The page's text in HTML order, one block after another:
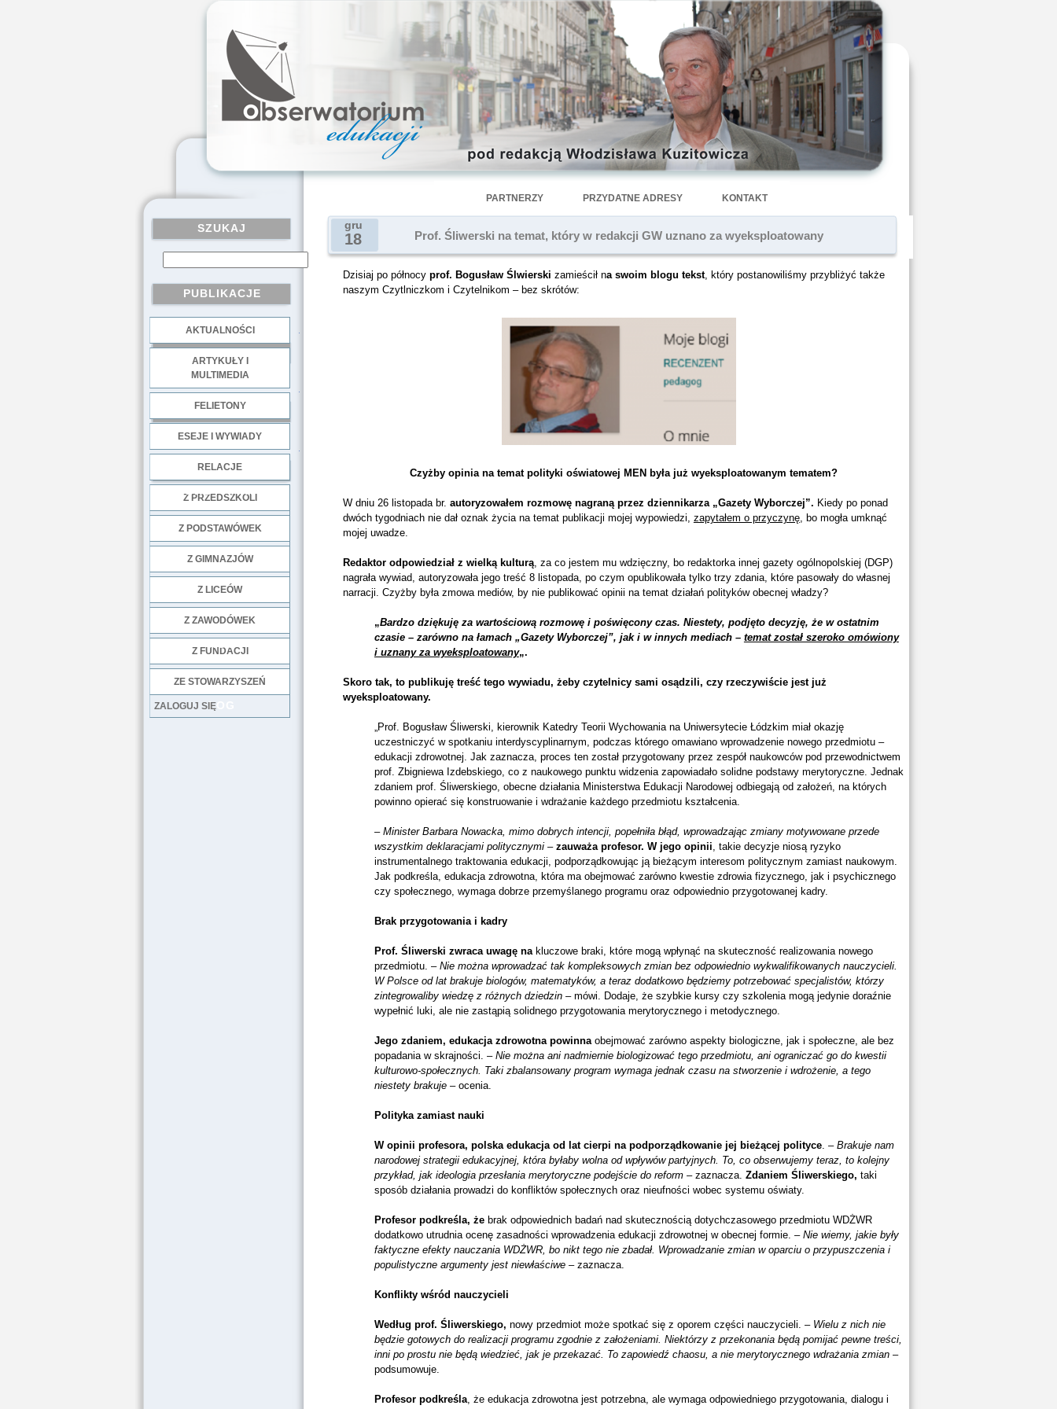
PARTNERZY PRZYDATNE ADRESY KONTAKT
SZUKAJ
PUBLIKACJE
AKTUALNOŚCI
ARTYKUŁY I
MULTIMEDIA
FELIETONY
ESEJE I WYWIADY
RELACJE
Z PRZEDSZKOLI
Z PODSTAWÓWEK
Z GIMNAZJÓW
Z LICEÓW
Z ZAWODÓWEK
Z FUNDACJI
ZE STOWARZYSZEŃ
LOG
ZALOGUJ SIĘ
gru
18 Prof. Śliwerski na temat, który w redakcji GW uznano za wyeksploatowany
Dzisiaj po północy prof. Bogusław Ślwierski zamieścił na swoim blogu tekst, który postanowiliśmy przybliżyć także
naszym Czytlniczkom i Czytelnikom – bez skrótów:
Czyżby opinia na temat polityki oświatowej MEN była już wyeksploatowanym tematem?
W dniu 26 listopada br. autoryzowałem rozmowę nagraną przez dziennikarza „Gazety Wyborczej”. Kiedy po ponad
dwóch tygodniach nie dał oznak życia na temat publikacji mojej wypowiedzi, zapytałem o przyczynę, bo mogła umknąć
mojej uwadze.
Redaktor odpowiedział z wielką kulturą, za co jestem mu wdzięczny, bo redaktorka innej gazety ogólnopolskiej (DGP)
nagrała wywiad, autoryzowała jego treść 8 listopada, po czym opublikowała tylko trzy zdania, które pasowały do własnej
narracji. Czyżby była zmowa mediów, by nie publikować opinii na temat działań polityków obecnej władzy?
„Bardzo dziękuję za wartościową rozmowę i poświęcony czas. Niestety, podjęto decyzję, że w ostatnim
czasie – zarówno na łamach „Gazety Wyborczej”, jak i w innych mediach – temat został szeroko omówiony
i uznany za wyeksploatowany„.
Skoro tak, to publikuję treść tego wywiadu, żeby czytelnicy sami osądzili, czy rzeczywiście jest już
wyeksploatowany.
„Prof. Bogusław Śliwerski, kierownik Katedry Teorii Wychowania na Uniwersytecie Łódzkim miał okazję
uczestniczyć w spotkaniu interdyscyplinarnym, podczas którego omawiano wprowadzenie nowego przedmiotu –
edukacji zdrowotnej. Jak zaznacza, proces ten został przygotowany przez zespół naukowców pod przewodnictwem
prof. Zbigniewa Izdebskiego, co z naukowego punktu widzenia zapowiadało solidne podstawy merytoryczne. Jednak
zdaniem prof. Śliwerskiego, obecne działania Ministerstwa Edukacji Narodowej odbiegają od założeń, na których
powinno opierać się konstruowanie i wdrażanie każdego przedmiotu kształcenia.
– Minister Barbara Nowacka, mimo dobrych intencji, popełniła błąd, wprowadzając zmiany motywowane przede
wszystkim deklaracjami politycznymi – zauważa profesor. W jego opinii, takie decyzje niosą ryzyko
instrumentalnego traktowania edukacji, podporządkowując ją bieżącym interesom politycznym zamiast naukowym.
Jak podkreśla, edukacja zdrowotna, która ma obejmować zarówno kwestie zdrowia fizycznego, jak i psychicznego
czy społecznego, wymaga dobrze przemyślanego programu oraz odpowiednio przygotowanej kadry.
Brak przygotowania i kadry
Prof. Śliwerski zwraca uwagę nakluczowe braki, które mogą wpłynąć na skuteczność realizowania nowego
przedmiotu. – Nie można wprowadzać tak kompleksowych zmian bez odpowiednio wykwalifikowanych nauczycieli.
W Polsce od lat brakuje biologów, matematyków, a teraz dodatkowo będziemy potrzebować specjalistów, którzy
zintegrowaliby wiedzę z różnych dziedzin– mówi. Dodaje, że szybkie kursy czy szkolenia mogą jedynie doraźnie
wypełnić luki, ale nie zastąpią solidnego przygotowania merytorycznego i metodycznego.
Jego zdaniem, edukacja zdrowotna powinnaobejmować zarówno aspekty biologiczne, jak i społeczne, ale bez
popadania w skrajności. – Nie można ani nadmiernie biologizować tego przedmiotu, ani ograniczać go do kwestii
kulturowo-społecznych. Taki zbalansowany program wymaga jednak czasu na stworzenie i wdrożenie, a tego
niestety brakuje– ocenia.
Polityka zamiast nauki
W opinii profesora, polska edukacja od lat cierpi na podporządkowanie jej bieżącej polityce. – Brakuje nam
narodowej strategii edukacyjnej, która byłaby wolna od wpływów partyjnych. To, co obserwujemy teraz, to kolejny
przykład, jak ideologia przesłania merytoryczne podejście do reform– zaznacza. Zdaniem Śliwerskiego, taki
sposób działania prowadzi do konfliktów społecznych oraz nieufności wobec systemu oświaty.
Profesor podkreśla, żebrak odpowiednich badań nad skutecznością dotychczasowego przedmiotu WDŻWR
dodatkowo utrudnia ocenę zasadności wprowadzenia edukacji zdrowotnej w obecnej formie. – Nie wiemy, jakie były
faktyczne efekty nauczania WDŻWR, bo nikt tego nie zbadał. Wprowadzanie zmian w oparciu o przypuszczenia i
populistyczne argumenty jest niewłaściwe– zaznacza.
Konflikty wśród nauczycieli
Według prof. Śliwerskiego, nowy przedmiot może spotkać się z oporem części nauczycieli. – Wielu z nich nie
będzie gotowych do realizacji programu zgodnie z założeniami. Niektórzy z przekonania będą pomijać pewne treści,
inni po prostu nie będą wiedzieć, jak je przekazać. To zapowiedź chaosu, a nie merytorycznego wdrażania zmian–
podsumowuje.
Profesor podkreśla, że edukacja zdrowotna jest potrzebna, ale wymaga odpowiedniego przygotowania, dialogu i